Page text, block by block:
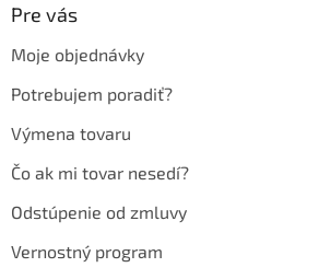
Pre vás
Moje objednávky
Potrebujem poradiť?
Výmena tovaru
Čo ak mi tovar nesedí?
Odstúpenie od zmluvy
Vernostný program